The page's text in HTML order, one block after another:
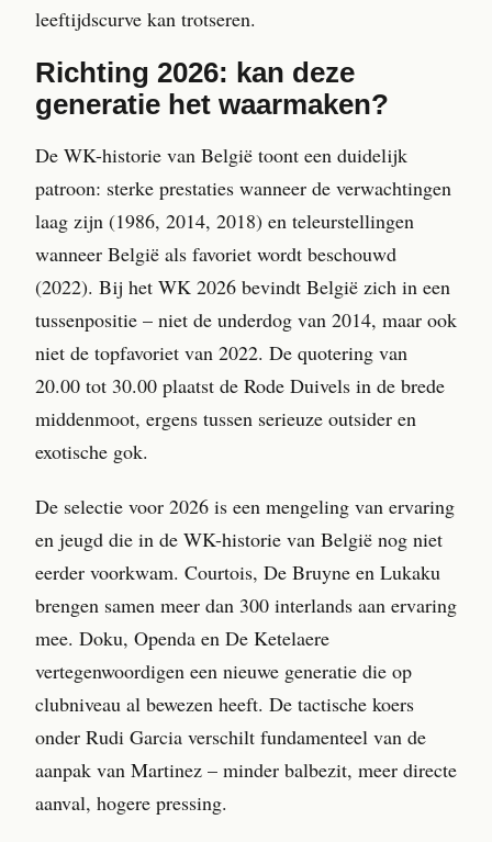
leeftijdscurve kan trotseren.
Richting 2026: kan deze
generatie het waarmaken?
De WK-historie van België toont een duidelijk
patroon: sterke prestaties wanneer de verwachtingen
laag zijn (1986, 2014, 2018) en teleurstellingen
wanneer België als favoriet wordt beschouwd
(2022). Bij het WK 2026 bevindt België zich in een
tussenpositie – niet de underdog van 2014, maar ook
niet de topfavoriet van 2022. De quotering van
20.00 tot 30.00 plaatst de Rode Duivels in de brede
middenmoot, ergens tussen serieuze outsider en
exotische gok.
De selectie voor 2026 is een mengeling van ervaring
en jeugd die in de WK-historie van België nog niet
eerder voorkwam. Courtois, De Bruyne en Lukaku
brengen samen meer dan 300 interlands aan ervaring
mee. Doku, Openda en De Ketelaere
vertegenwoordigen een nieuwe generatie die op
clubniveau al bewezen heeft. De tactische koers
onder Rudi Garcia verschilt fundamenteel van de
aanpak van Martinez – minder balbezit, meer directe
aanval, hogere pressing.